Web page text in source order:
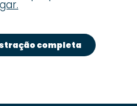
completa